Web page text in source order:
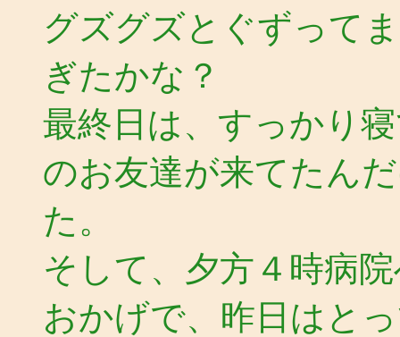
グズグズとぐずって
ぎたかな？
最終日は、すっかり
のお友達が来てたん
た。
そして、夕方４時病
おかげで、昨日はと